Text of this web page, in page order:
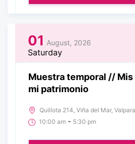
01 August, 2026
Saturday
Muestra temporal //
mi patrimonio
Quillota 214, Viña del Mar,
10:00 am - 5:30 pm